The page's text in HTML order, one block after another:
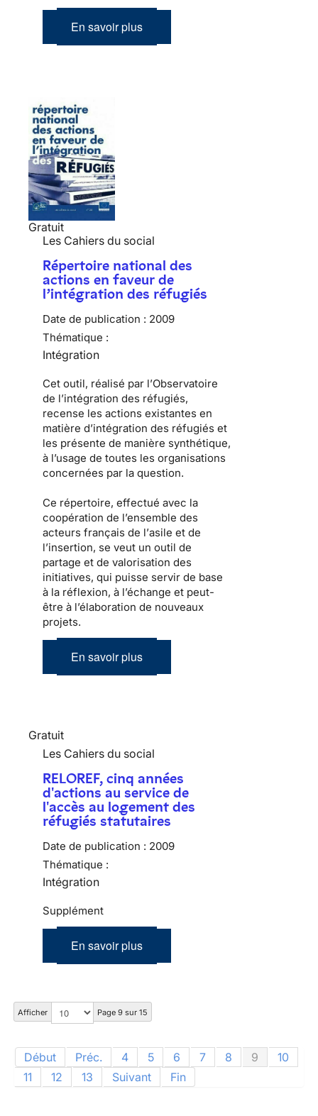
En savoir plus
Gratuit
Les Cahiers du social
Répertoire national des
actions en faveur de
l’intégration des réfugiés
Date de publication : 2009
Thématique :
Intégration
Cet outil, réalisé par l’Observatoire
de l’intégration des réfugiés,
recense les actions existantes en
matière d’intégration des réfugiés et
les présente de manière synthétique,
à l’usage de toutes les organisations
concernées par la question.
Ce répertoire, effectué avec la
coopération de l’ensemble des
acteurs français de l’asile et de
l’insertion, se veut un outil de
partage et de valorisation des
initiatives, qui puisse servir de base
à la réflexion, à l’échange et peut-
être à l’élaboration de nouveaux
projets.
En savoir plus
Gratuit
Les Cahiers du social
RELOREF, cinq années
d'actions au service de
l'accès au logement des
réfugiés statutaires
Date de publication : 2009
Thématique :
Intégration
Supplément
En savoir plus
Afficher Page 9 sur 15
Début Préc. 4 5 6 7 8 9
10
11
12 13 Suivant Fin